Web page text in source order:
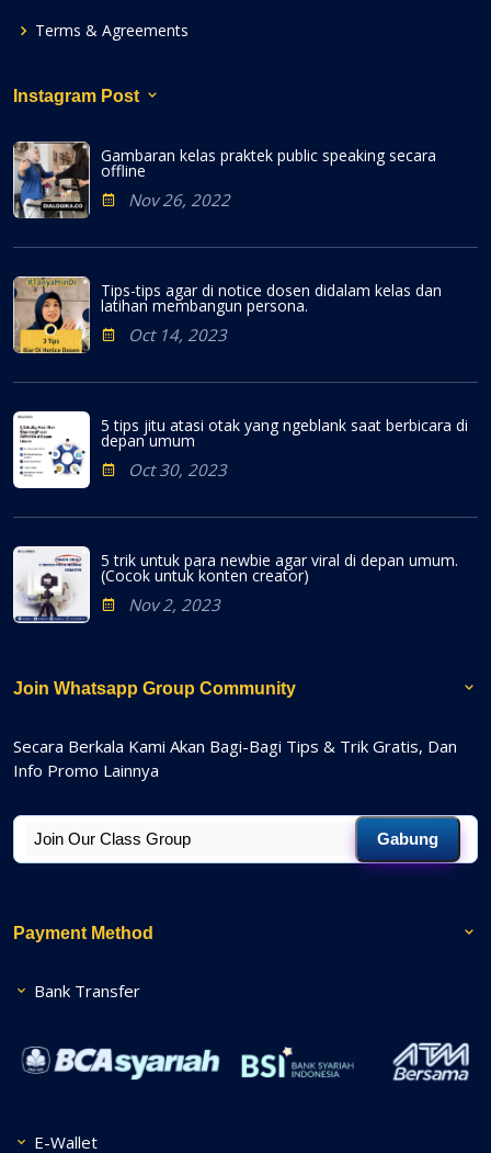
Terms & Agreements
Instagram Post
Gambaran kelas praktek public speaking secara
offline
Nov 26, 2022
Tips-tips agar di notice dosen didalam kelas dan
latihan membangun persona.
Oct 14, 2023
5 tips jitu atasi otak yang ngeblank saat berbicara di
depan umum
Oct 30, 2023
5 trik untuk para newbie agar viral di depan umum.
(Cocok untuk konten creator)
Nov 2, 2023
Join Whatsapp Group Community
Secara Berkala Kami Akan Bagi-Bagi Tips & Trik Gratis, Dan
Info Promo Lainnya
Gabung
Payment Method
Bank Transfer
E-Wallet